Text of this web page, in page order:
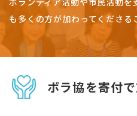
も多くの方が加わってくださる
ボラ協を寄付